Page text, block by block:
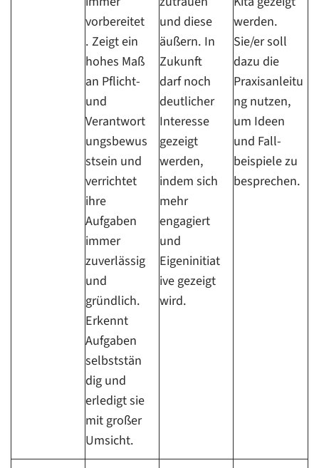
vorbereitet
. Zeigt ein
hohes Maß
an Pflicht-
und
Verantwort
ungsbewus
stsein und
verrichtet
ihre
Aufgaben
immer
zuverlässig
und
gründlich.
Erkennt
Aufgaben
selbststän
dig und
erledigt sie
mit großer
Umsicht.
und diese
äußern. In
Zukunft
darf noch
deutlicher
Interesse
gezeigt
werden,
indem sich
mehr
engagiert
und
Eigeninitiat
ive gezeigt
wird.
werden.
Sie/er soll
dazu die
Praxisanleitu
ng nutzen,
um Ideen
und Fall-
beispiele zu
besprechen.